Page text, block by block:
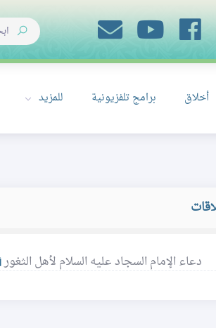
أخلاق برامج تلفزيونية للمزيد
دعاء الإمام السجاد عليه السلام لأهل الثغور